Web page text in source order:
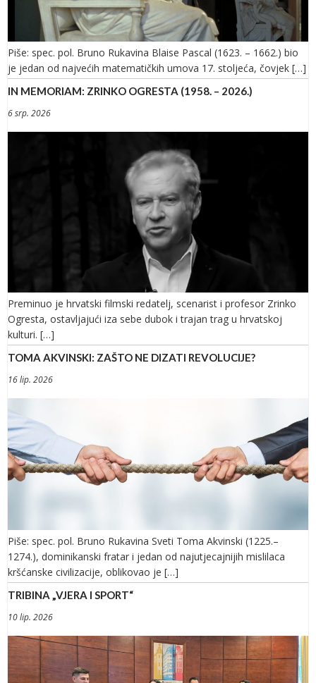
Piše: spec. pol. Bruno Rukavina Blaise Pascal (1623. – 1662.) bio
je jedan od najvećih matematičkih umova 17. stoljeća, čovjek […]
IN MEMORIAM: ZRINKO OGRESTA (1958. – 2026.)
6 srp. 2026
Preminuo je hrvatski filmski redatelj, scenarist i profesor Zrinko
Ogresta, ostavljajući iza sebe dubok i trajan trag u hrvatskoj
kulturi. […]
TOMA AKVINSKI: ZAŠTO NE DIZATI REVOLUCIJE?
16 lip. 2026
Piše: spec. pol. Bruno Rukavina Sveti Toma Akvinski (1225.–
1274.), dominikanski fratar i jedan od najutjecajnijih mislilaca
kršćanske civilizacije, oblikovao je […]
TRIBINA „VJERA I SPORT“
10 lip. 2026